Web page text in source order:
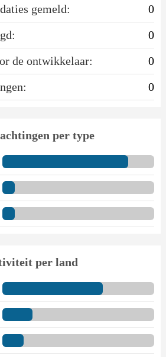
gemeld:
0
0
de ontwikkelaar:
0
0
per type
per land